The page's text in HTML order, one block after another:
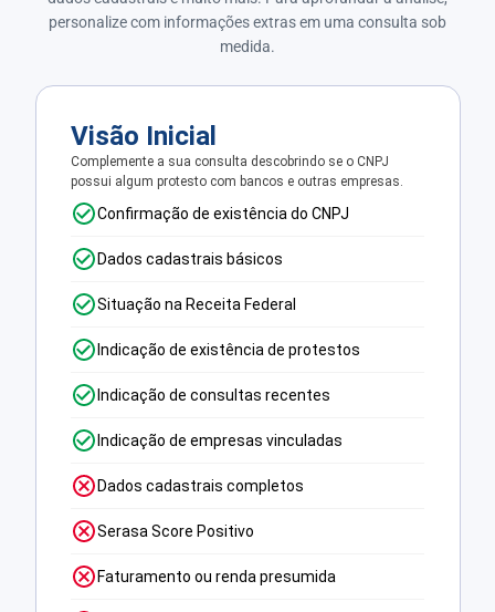
personalize com informações extras em uma consulta sob
medida.
Visão Inicial
Complemente a sua consulta descobrindo se o CNPJ
possui algum protesto com bancos e outras empresas.
Confirmação de existência do CNPJ
Dados cadastrais básicos
Situação na Receita Federal
Indicação de existência de protestos
Indicação de consultas recentes
Indicação de empresas vinculadas
Dados cadastrais completos
Serasa Score Positivo
Faturamento ou renda presumida